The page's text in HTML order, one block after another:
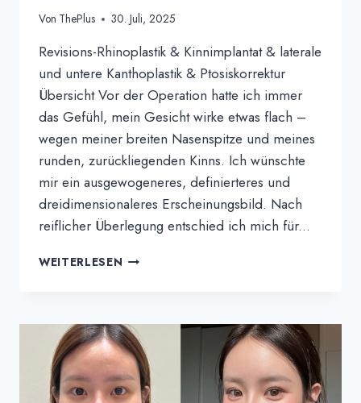
Von ThePlus 30. Juli, 2025
Revisions-Rhinoplastik & Kinnimplantat & laterale
und untere Kanthoplastik & Ptosiskorrektur
Übersicht Vor der Operation hatte ich immer
das Gefühl, mein Gesicht wirke etwas flach –
wegen meiner breiten Nasenspitze und meines
runden, zurückliegenden Kinns. Ich wünschte
mir ein ausgewogeneres, definierteres und
dreidimensionaleres Erscheinungsbild. Nach
reiflicher Überlegung entschied ich mich für...
WEITERLESEN INTIRA'S
NASE
UND
KINNKORREKTUR
BEI
THEPLUS